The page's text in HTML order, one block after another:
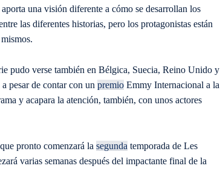
una visión diferente a cómo se desarrollan los
las diferentes historias, pero los protagonistas están
pudo verse también en Bélgica, Suecia, Reino Unido y
pesar de contar con un premio Emmy Internacional a la
y acapara la atención, también, con unos actores
pronto comenzará la segunda temporada de Les
varias semanas después del impactante final de la